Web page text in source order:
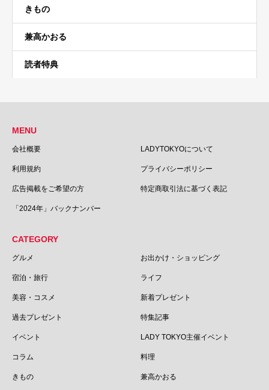
きもの
兼高かおる
読者特典
MENU
会社概要 LADYTOKYOについて
利用規約 プライバシーポリシー
広告掲載をご希望の方 特定商取引法に基づく表記
「2024年」バックナンバー
CATEGORY
グルメ お出かけ・ショッピング
宿泊・旅行 ライフ
美容・コスメ 新着プレゼント
過去プレゼント 特集記事
イベント LADY TOKYO主催イベント
コラム 料理
きもの 兼高かおる